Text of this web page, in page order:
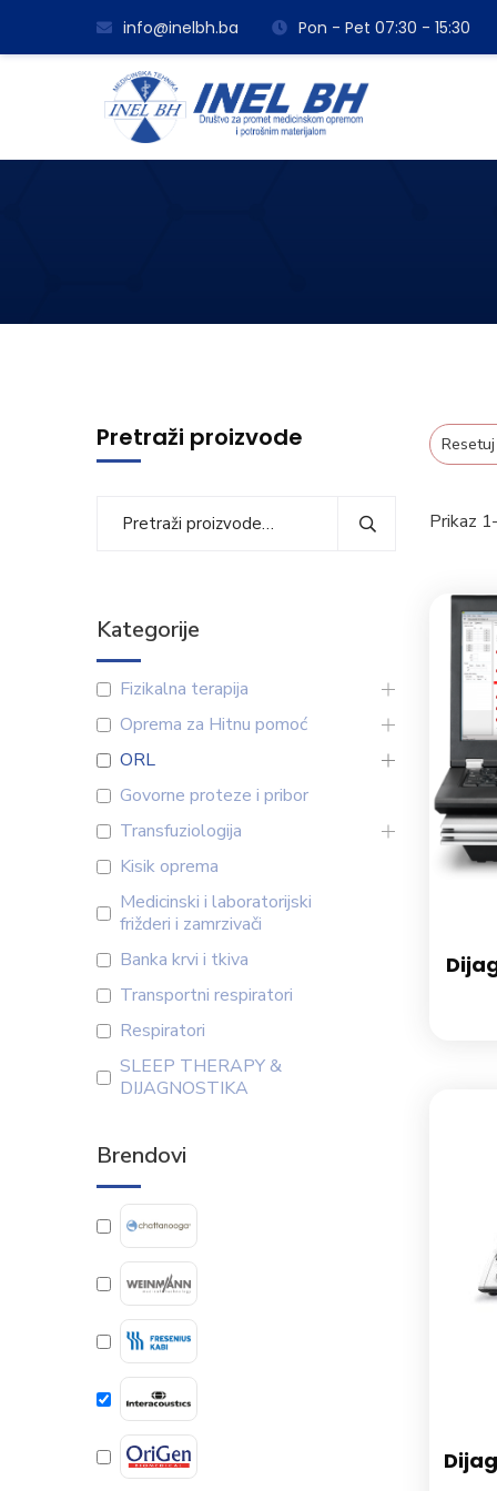
info@inelbh.ba Pon - Pet 07:30 - 15:30
Prikaz
Pretraži proizvode
Kategorije
Fizikalna terapija
Oprema za Hitnu pomoć
ORL
Govorne proteze i pribor
Transfuziologija
Kisik oprema
Medicinski i laboratorijski
frižderi i zamrzivači
Banka krvi i tkiva
Transportni respiratori
Respiratori
SLEEP THERAPY &
DIJAGNOSTIKA
Brendovi